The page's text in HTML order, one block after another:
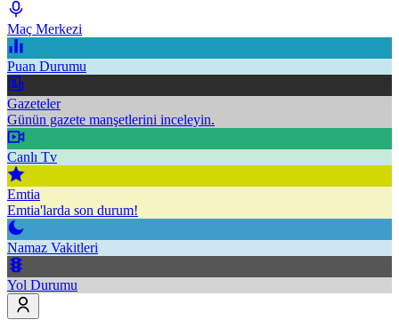
Maç Merkezi
Puan Durumu
Gazeteler
Günün gazete manşetlerini inceleyin.
Canlı Tv
Emtia
Emtia'larda son durum!
Namaz Vakitleri
Yol Durumu